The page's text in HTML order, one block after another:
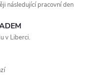
následující pracovní den
v Liberci.